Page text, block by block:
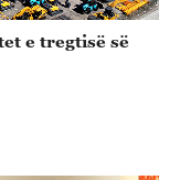
e tregtisë së